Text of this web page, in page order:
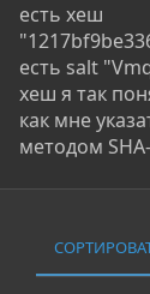
есть хеш
есть salt
хеш я так
как мне
методом